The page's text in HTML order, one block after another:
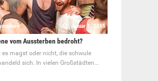
Januar 1, 2015
vom Aussterben bedroht?
es magst oder nicht, die schwule
sich. In vielen Großstädten...